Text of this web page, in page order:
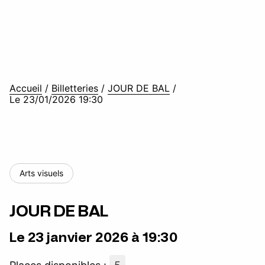
Accueil / Billetteries / JOUR DE BAL /
Le 23/01/2026 19:30
Arts visuels
JOUR DE BAL
Le 23 janvier 2026 à 19:30